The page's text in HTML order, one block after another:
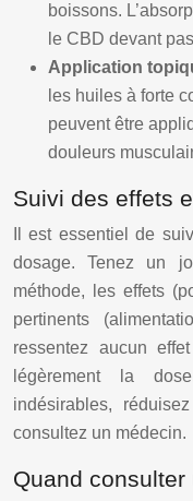
boissons.
le CBD devant
Application
les huiles à forte
peuvent être
douleurs
Suivi des effets
Il est essentiel de
dosage. Tenez un
méthode, les effets
pertinents
ressentez aucun
légèrement la
indésirables,
consultez un médecin.
Quand